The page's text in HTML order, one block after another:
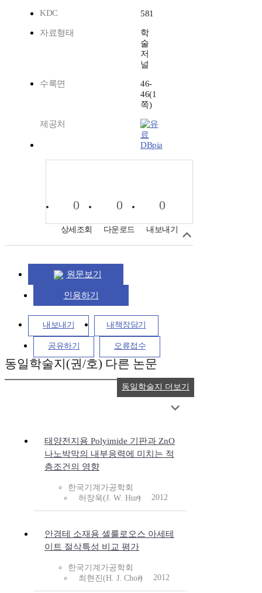
KDC
581
자료형태
학
술
저
널
수록면
46-
46(1
쪽)
제공처
DBpia
0
상세조회
0
다운로드
0
내보내기
원문보기
인용하기
내보내기 내책장담기
공유하기 오류접수
동일학술지(권/호) 다른 논문
태양전지용 Polyimide 기판과 ZnO
나노박막의 내부응력에 미치는 적
층조건의 영향
한국기계가공학회
허장욱(J. W. Hur)
2012
안경테 소재용 셀룰로오스 아세테
이트 절삭특성 비교 평가
한국기계가공학회
최현진(H. J. Choi)
2012
동일학술지 더보기